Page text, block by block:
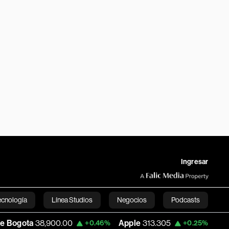
Ingresar
Línea Studios Negocios Podcasts
English+0.46% Apple 313.305 +0.25% USD COP